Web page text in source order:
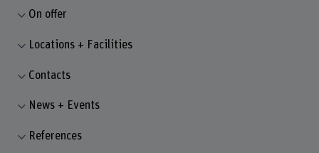
On offer
Locations + Facilities
Contacts
News + Events
References